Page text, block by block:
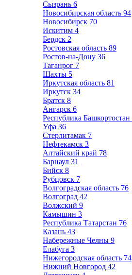
Сызрань 6
Новосибирская область 94
Новосибирск 70
Искитим 4
Бердск 2
Ростовская область 89
Ростов-на-Дону 36
Таганрог 7
Шахты 5
Иркутская область 81
Иркутск 34
Братск 8
Ангарск 6
Республика Башкортостан
Уфа 36
Стерлитамак 7
Нефтекамск 3
Алтайский край 78
Барнаул 31
Бийск 8
Рубцовск 7
Волгоградская область 76
Волгоград 42
Волжский 9
Камышин 3
Республика Татарстан 76
Казань 43
Набережные Челны 9
Елабуга 3
Нижегородская область 74
Нижний Новгород 42